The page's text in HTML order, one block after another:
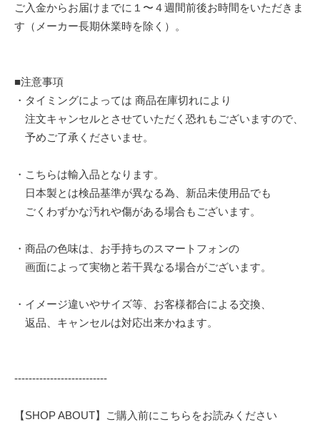
ご入金からお届けまでに１〜４週間前後お時間をいただきま
す（メーカー長期休業時を除く）。
■注意事項
・タイミングによっては 商品在庫切れにより
注文キャンセルとさせていただく恐れもございますので、
予めご了承くださいませ。
・こちらは輸入品となります。
日本製とは検品基準が異なる為、新品未使用品でも
ごくわずかな汚れや傷がある場合もございます。
・商品の色味は、お手持ちのスマートフォンの
画面によって実物と若干異なる場合がございます。
・イメージ違いやサイズ等、お客様都合による交換、
返品、キャンセルは対応出来かねます。
--------------------------
【SHOP ABOUT】ご購入前にこちらをお読みください